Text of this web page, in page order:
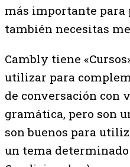
más importante para
también necesitas
Cambly tiene
utilizar para
de conversación con
gramática, pero son
son buenos para
un tema determinado